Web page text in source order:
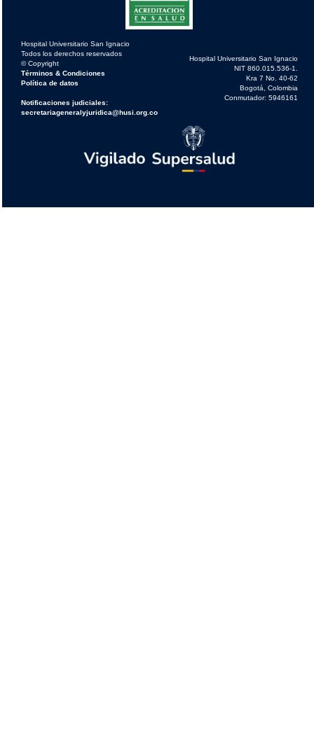
Hospital Universitario San Ignacio
Todos los derechos reservados
© Copyright
Términos & Condiciones
Política de datos
Notificaciones judiciales:
secretariageneralyjuridica@husi.org.co
Hospital Universitario San Ignacio
NIT 860.015.536-1.
Kra 7 No. 40-62
Bogotá, Colombia
Conmutador: 5946161